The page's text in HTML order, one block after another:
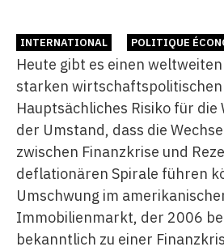
INTERNATIONAL POLITIQUE
Heute gibt es einen
starken
Hauptsächliches Risiko für
der Umstand, dass die
zwischen Finanzkrise und
deflationären Spirale führen
Umschwung im
Immobilienmarkt, der 2006
bekanntlich zu einer